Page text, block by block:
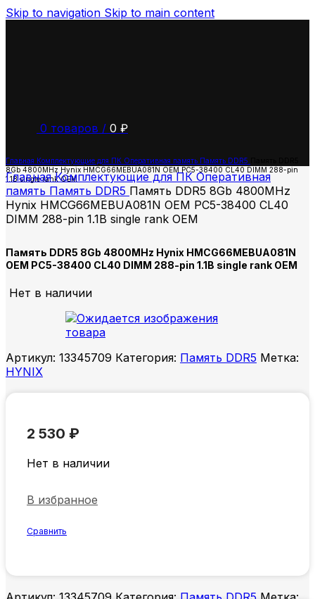
Skip to navigation Skip to main content
0 товаров / 0 ₽
Главная Комплектующие для ПК Оперативная память Память DDR5
8Gb 4800MHz Hynix HMCG66MEBUA081N OEM PC5-38400 CL40 DIMM 288-pin
1.1В single rank OEM
ГлавнаяКомплектующие для ПКОперативная
память Память DDR5 Память DDR5 8Gb 4800MHz
Hynix HMCG66MEBUA081N OEM PC5-38400 CL40
DIMM 288-pin 1.1В single rank OEM
Память DDR5 8Gb 4800MHz Hynix HMCG66MEBUA081N
OEM PC5-38400 CL40 DIMM 288-pin 1.1В single rank OEM
Нет в наличии
Артикул: 13345709 Категория: Память DDR5 Метка:
HYNIX
2 530 ₽
Нет в наличии
В избранное
Сравнить